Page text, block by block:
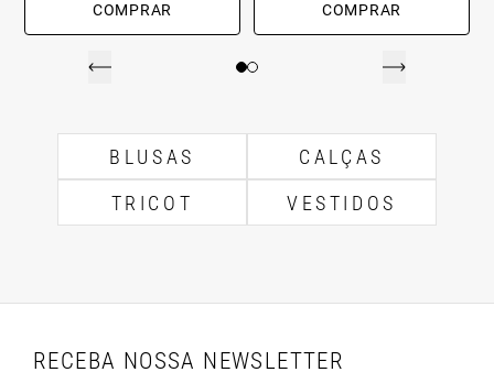
COMPRAR COMPRAR
BLUSAS
CALÇAS
TRICOT
VESTIDOS
RECEBA NOSSA NEWSLETTER